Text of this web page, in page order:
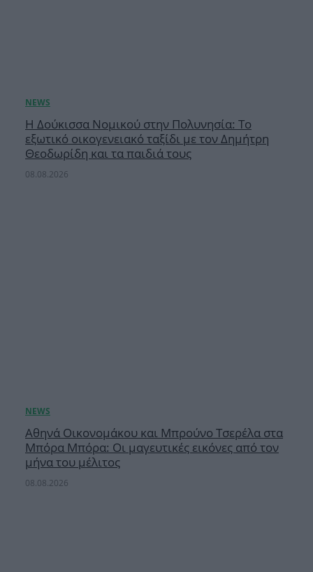
Η Δούκισσα Νομικού στην Πολυνησία: Το
εξωτικό οικογενειακό ταξίδι με τον Δημήτρη
Θεοδωρίδη και τα παιδιά τους
08.08.2026
Αθηνά Οικονομάκου και Μπρούνο Τσερέλα στα
Μπόρα Μπόρα: Οι μαγευτικές εικόνες από τον
μήνα του μέλιτος
08.08.2026